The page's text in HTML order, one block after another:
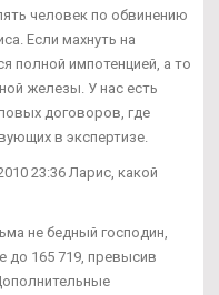
человек по обвинению
Если махнуть на
полной импотенцией, а то
железы. У нас есть
договоров, где
в экспертизе.
23:36 Ларис, какой
не бедный господин,
до 165 719, превысив